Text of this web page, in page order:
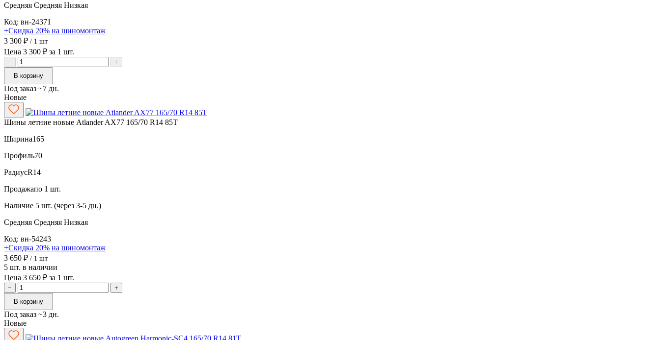
Средняя Средняя Низкая
Код: вн-24371
+Скидка 20% на шиномонтаж
3 300 ₽ / 1 шт
Цена 3 300 ₽ за 1 шт.
−
+
В корзину
Под заказ ~7 дн.
Новые
Шины летние новые Atlander AX77 165/70 R14 85T
Ширина165
Профиль70
РадиусR14
Продажапо 1 шт.
Наличие 5 шт. (через 3-5 дн.)
Средняя Средняя Низкая
Код: вн-54243
+Скидка 20% на шиномонтаж
3 650 ₽ / 1 шт
5 шт. в наличии
Цена 3 650 ₽ за 1 шт.
−
+
В корзину
Под заказ ~3 дн.
Новые